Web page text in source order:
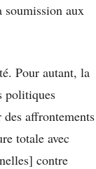
soumission aux
Pour autant, la
politiques
affrontements
totale avec
contre